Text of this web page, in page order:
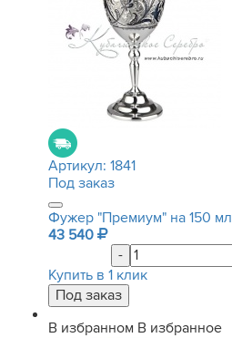
Артикул: 1841
Под заказ
Фужер "Премиум" на 150 мл
43 540
-
Купить в 1 клик
В избранном В избранное